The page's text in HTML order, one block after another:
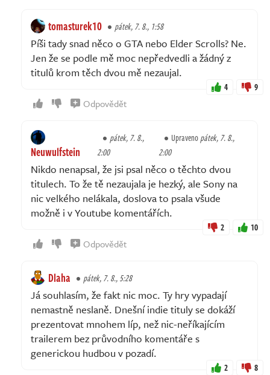
tomasturek10 pátek, 7. 8., 1:58
Píši tady snad něco o GTA nebo Elder Scrolls? Ne.
Jen že se podle mě moc nepředvedli a žádný z
titulů krom těch dvou mě nezaujal.
4 9
Odpovědět
Neuwulfstein
pátek, 7. 8.,
2:00
Upravenopátek, 7. 8.,
2:00
Nikdo nenapsal, že jsi psal něco o těchto dvou
titulech. To že tě nezaujala je hezký, ale Sony na
nic velkého nelákala, doslova to psala všude
možně i v Youtube komentářích.
2 10
Odpovědět
Dlaha pátek, 7. 8., 5:28
Já souhlasím, že fakt nic moc. Ty hry vypadají
nemastně neslaně. Dnešní indie tituly se dokáží
prezentovat mnohem líp, než nic-neříkajícím
trailerem bez průvodního komentáře s
generickou hudbou v pozadí.
2 8